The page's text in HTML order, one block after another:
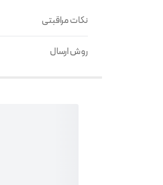
نکات مراقبتی
روش ارسال